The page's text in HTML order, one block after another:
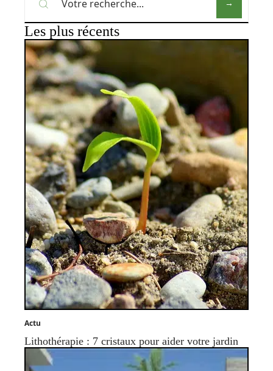
Les plus récents
Actu
Lithothérapie : 7 cristaux pour aider votre jardin